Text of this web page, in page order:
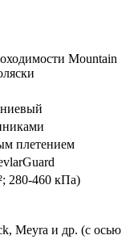
Mountain
плетением
280-460 кПа)
Meyra и др. (с осью